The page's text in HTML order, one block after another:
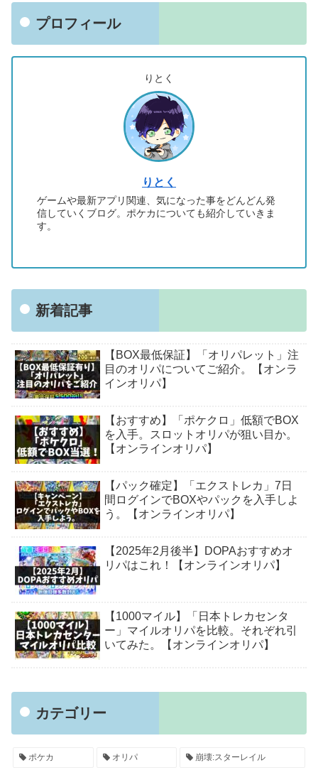
プロフィール
りとく
りとく
ゲームや最新アプリ関連、気になった事をどんどん発
信していくブログ。ポケカについても紹介していきま
す。
新着記事
【BOX最低保証】「オリパレット」注
目のオリパについてご紹介。【オンラ
インオリパ】
【おすすめ】「ポケクロ」低額でBOX
を入手。スロットオリパが狙い目か。
【オンラインオリパ】
【パック確定】「エクストレカ」7日
間ログインでBOXやパックを入手しよ
う。【オンラインオリパ】
【2025年2月後半】DOPAおすすめオ
リパはこれ！【オンラインオリパ】
【1000マイル】「日本トレカセンタ
ー」マイルオリパを比較。それぞれ引
いてみた。【オンラインオリパ】
カテゴリー
ポケカ オリパ 崩壊:スターレイル